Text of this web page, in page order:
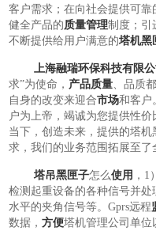
客户需求；在向社会提供可靠
健全产品的 质量管理制度；引
不断提供给用户满意的塔机黑
上海融瑞环保科技有限公
求”为使命， 产品质量 、品质
自身的改变来迎合市场和客户
户为上帝，竭诚为您提供性
当下，创造未来，提供的塔
求，我们的业务范围拓展至了
塔吊黑匣子怎么使用 ，1
检测起重设备的各种信号并
水平的夹角信号等。Gprs远程
数据，方便塔机管理公司单位